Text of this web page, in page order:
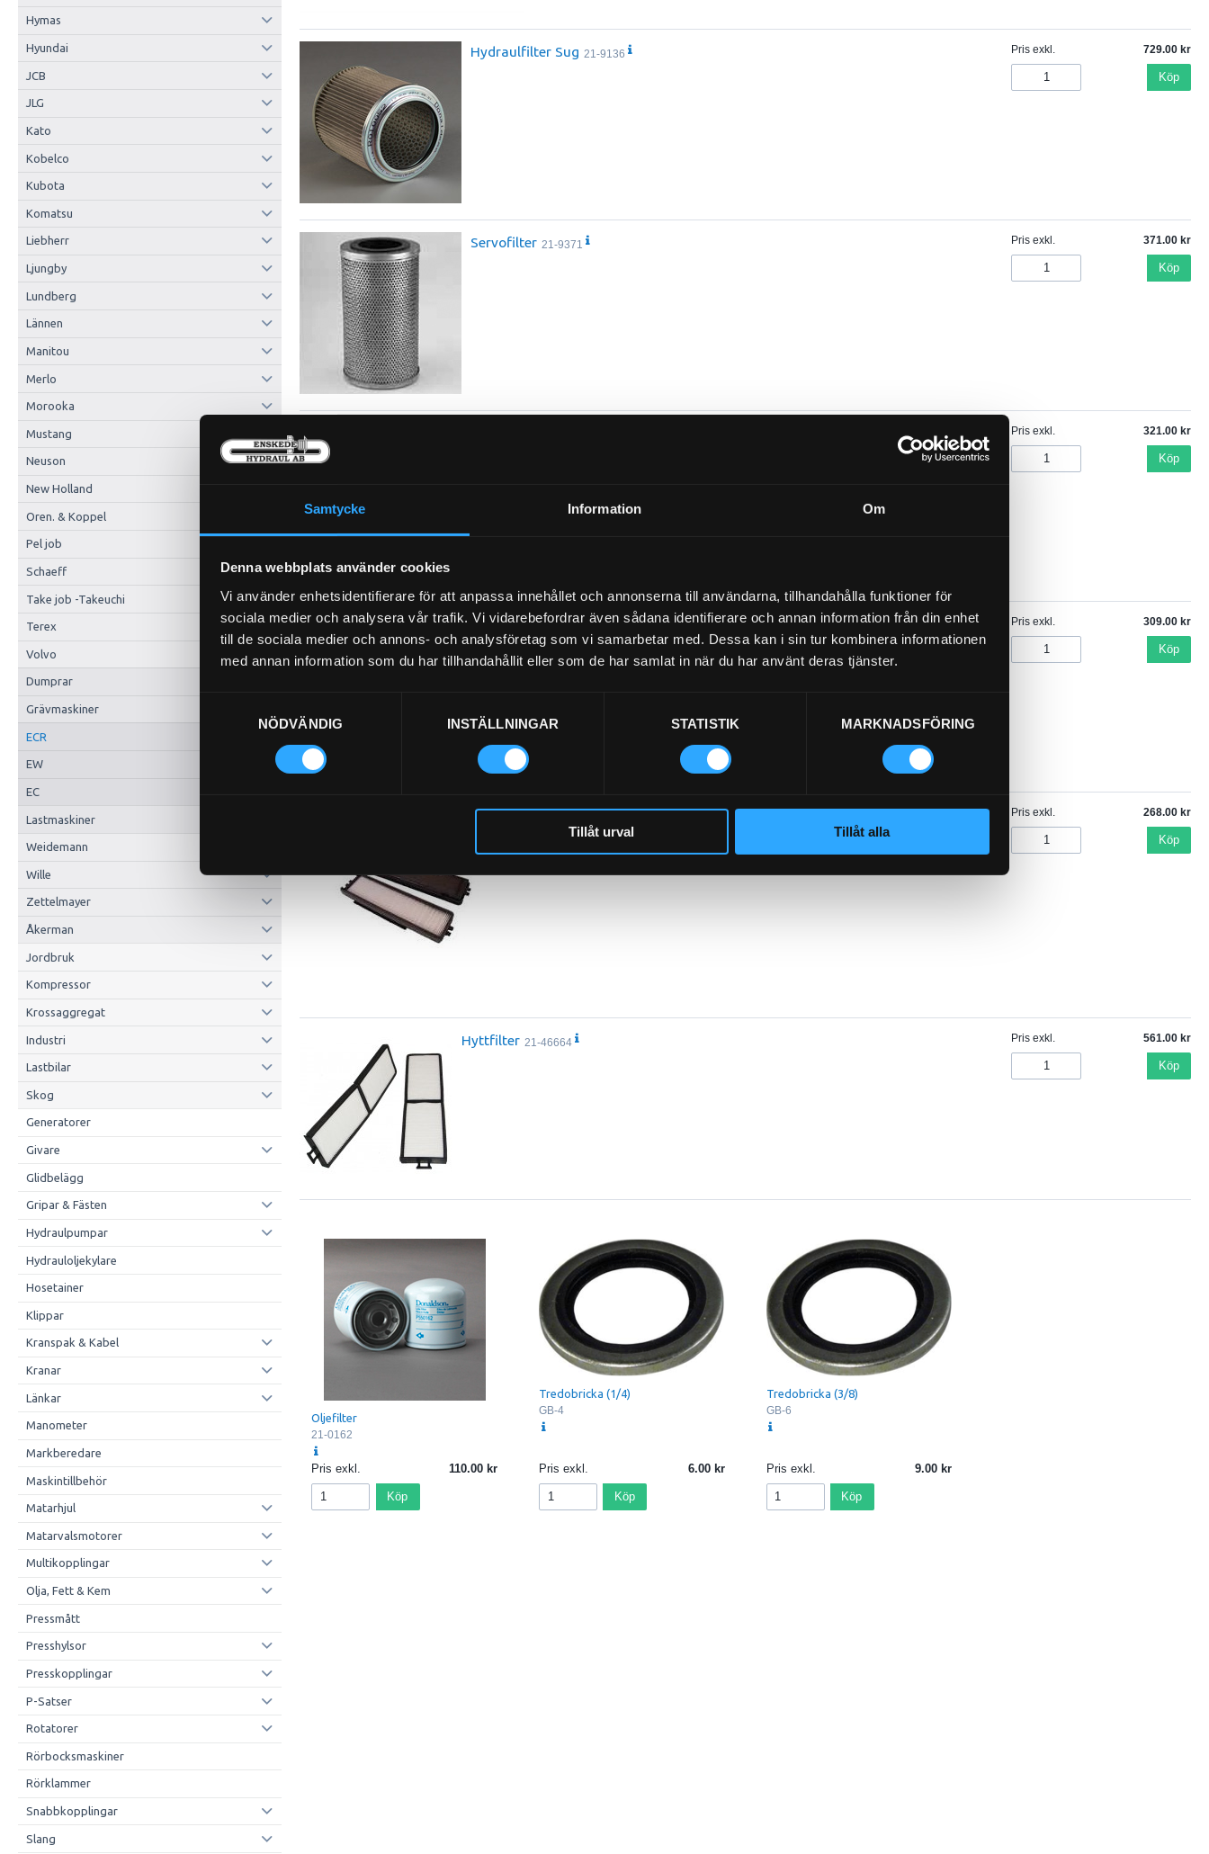
Samtycke Information Om
Denna webbplats använder cookies
Vi använder enhetsidentifierare för att anpassa innehållet och annonserna till användarna, tillhandahålla funktioner för
sociala medier och analysera vår trafik. Vi vidarebefordrar även sådana identifierare och annan information från din enhet
till de sociala medier och annons- och analysföretag som vi samarbetar med. Dessa kan i sin tur kombinera informationen
med annan information som du har tillhandahållit eller som de har samlat in när du har använt deras tjänster.
NÖDVÄNDIG
INSTÄLLNINGAR STATISTIK MARKNADSFÖRING
Tillåt urval Tillåt alla
Hymas
Hyundai
JCB
JLG
Kato
Kobelco
Kubota
Komatsu
Liebherr
Ljungby
Lundberg
Lännen
Manitou
Merlo
Morooka
Mustang
Neuson
New Holland
Oren. & Koppel
Pel job
Schaeff
Take job -Takeuchi
Terex
Volvo
Dumprar
Grävmaskiner
ECR
EW
EC
Lastmaskiner
Weidemann
Wille
Zettelmayer
Åkerman
Jordbruk
Kompressor
Krossaggregat
Industri
Lastbilar
Skog
Generatorer
Givare
Glidbelägg
Gripar & Fästen
Hydraulpumpar
Hydrauloljekylare
Hosetainer
Klippar
Kranspak & Kabel
Kranar
Länkar
Manometer
Markberedare
Maskintillbehör
Matarhjul
Matarvalsmotorer
Multikopplingar
Olja, Fett & Kem
Pressmått
Presshylsor
Presskopplingar
P-Satser
Rotatorer
Rörbocksmaskiner
Rörklammer
Snabbkopplingar
Slang
Hydraulfilter Sug 21-9136 Pris exkl. 729.00
Köp
Servofilter 21-9371 Pris exkl. 371.00
Köp
Pris exkl. 321.00
Köp
Luftfilter Säkerhet (I) 21-2769 Pris exkl. 309.00
Köp
HYTTFILTER SATS Pris exkl. 268.00
Köp
Hyttfilter 21-46664 Pris exkl. 561.00
Köp
Oljefilter
21-0162
Pris exkl. 110.00
Köp
Tredobricka (1/4)
GB-4
Pris exkl. 6.00
Köp
Tredobricka (3/8)
GB-6
Pris exkl. 9.00
Köp